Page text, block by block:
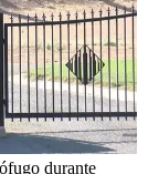
durante